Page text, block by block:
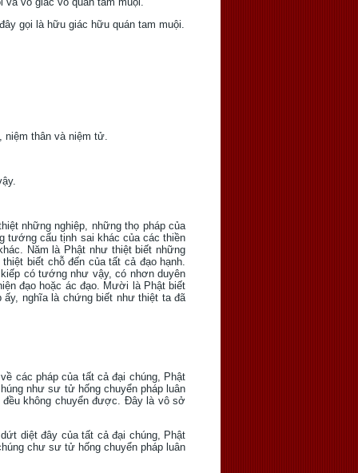
gọi là hữu giác hữu quán tam muội.
thân và niệm tử.
những nghiệp, những thọ pháp của
tướng cấu tịnh sai khác của các thiền
Năm là Phật như thiệt biết những
biết chỗ đến của tất cả đạo hạnh.
có tướng như vậy, có nhơn duyên
đạo hoặc ác đạo. Mười là Phật biết
ấy, nghĩa là chứng biết như thiệt ta đã
các pháp của tất cả đại chúng, Phật
như sư tử hống chuyển pháp luân
không chuyển được. Ðây là vô sở
diệt đây của tất cả đại chúng, Phật
chư sư tử hống chuyển pháp luân